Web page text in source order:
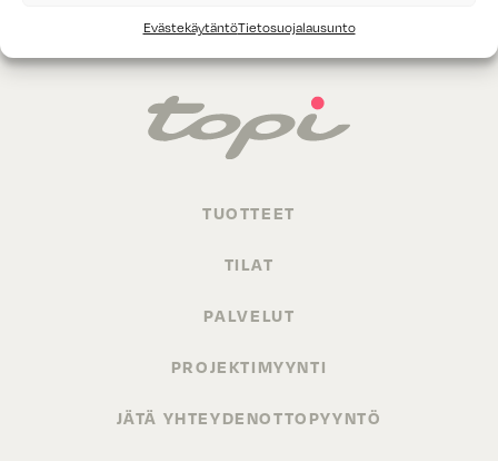
EvästekäytäntöTietosuojalausunto
TUOTTEET
TILAT
PALVELUT
PROJEKTIMYYNTI
JÄTÄ YHTEYDENOTTOPYYNTÖ